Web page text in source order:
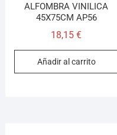
ALFOMBRA VINILICA
45X75CM AP56
18,15€
Añadir al carrito